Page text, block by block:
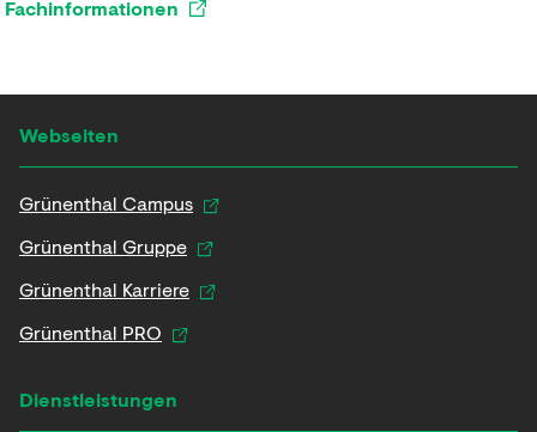
Fachinformationen
Webseiten
Grünenthal Campus
Grünenthal Gruppe
Grünenthal Karriere
Grünenthal PRO
Dienstleistungen